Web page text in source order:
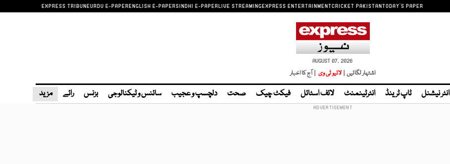
EXPRESS TRIBUNEURDU E-PAPERENGLISH E-PAPERSINDHI E-PAPERLIVE STREAMINGEXPRESS ENTERTAINMENTCRICKET PAKISTANTODAY'S PAPER
AUGUST 07, 2026
اشتہار لگائیں | لائیو ٹی وی | آج کا اخبار
انٹر نیشنل ٹاپ ٹرینڈ انٹرٹینمنٹ لائف اسٹائل فیکٹ چیک صحت دلچسپ و عجیب سائنس و ٹیکنالوجی بزنس رائے مزید